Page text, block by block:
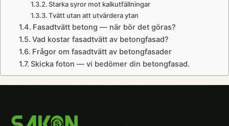
Starka syror mot kalkutfällningar
Tvätt utan att utvärdera ytan
Fasadtvätt betong — när bör det göras?
Vad kostar fasadtvätt av betongfasad?
Frågor om fasadtvätt av betongfasader
Skicka foton — vi bedömer din betongfasad.